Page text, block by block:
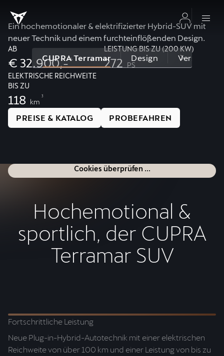
CUPRA Terramar Design Versionen
Ein hochemotionaler & elektrifizierter Hybrid-SUV mit
neuer Technik und einem furchteinflößenden Design.
AB
€ 32.900,- 4
LEISTUNG BIS ZU (200 KW)
272 PS
1
ELEKTRISCHE REICHWEITE
BIS ZU
118 km
3
PREISE & KATALOG PROBEFAHREN
Cookies überprüfen ...
Hochemotional &
sportlich, der CUPRA
Terramar SUV
Fortschrittliche Leistung
Neue Plug-in-Hybrid-Autotechnik mit einer elektrischen
Reichweite von über 100 km und einer Leistung von bis zu